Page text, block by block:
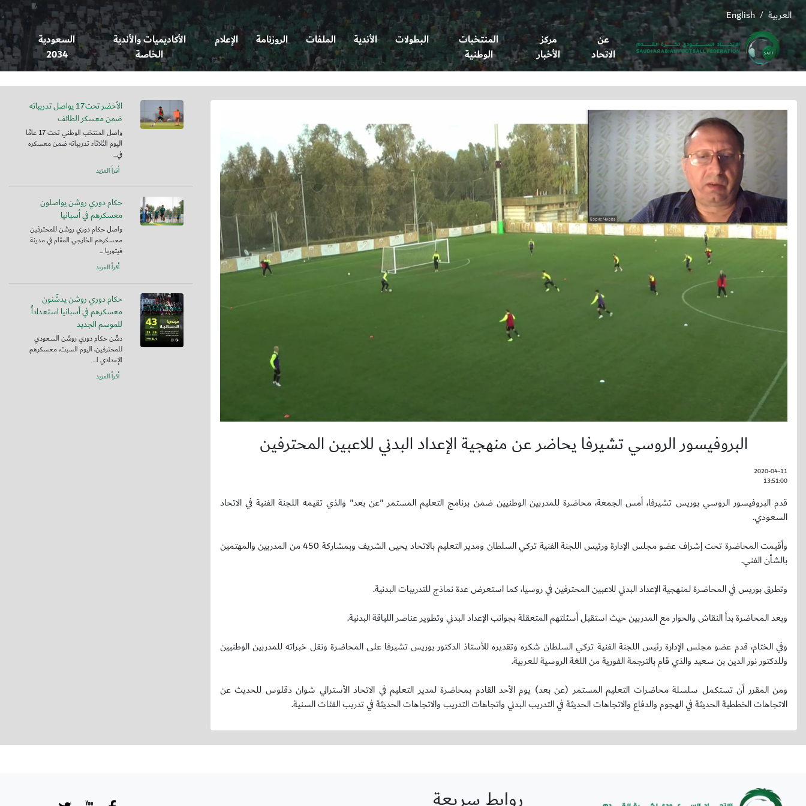
English / العربية
عن
الاتحاد
مركز
الأخبار
المنتخبات
الوطنية
البطولات الأندية الملفات الروزنامة الإعلام
الأكاديميات والأندية
الخاصة
السعودية
2034
البروفيسور الروسي تشيرفا يحاضر عن منهجية الإعداد البدني للاعبين المحترفين
2020-04-11
13:51:00
قدم البروفيسور الروسي بوريس تشيرفا، أمس الجمعة، محاضرة للمدربين الوطنيين ضمن برنامج التعليم المستمر "عن بعد" والذي تقيمه اللجنة الفنية في الاتحاد
السعودي.
وأقيمت المحاضرة تحت إشراف عضو مجلس الإدارة ورئيس اللجنة الفنية تركي السلطان ومدير التعليم بالاتحاد يحيى الشريف وبمشاركة 450 من المدربين والمهتمين
بالشأن الفني.
وتطرق بوريس في المحاضرة لمنهجية الإعداد البدني للاعبين المحترفين في روسيا، كما استعرض عدة نماذج للتدريبات البدنية.
وبعد المحاضرة بدأ النقاش والحوار مع المدربين حيث استقبل أسئلتهم المتعقلة بجوانب الإعداد البدني وتطوير عناصر اللياقة البدنية.
وفي الختام، قدم عضو مجلس الإدارة رئيس اللجنة الفنية تركي السلطان شكره وتقديره للأستاذ الدكتور بوريس تشيرفا على المحاضرة ونقل خبراته للمدربين الوطنيين
وللدكتور نور الدين بن سعيد والذي قام بالترجمة الفورية من اللغة الروسية للعربية.
ومن المقرر أن تستكمل سلسلة محاضرات التعليم المستمر (عن بعد) يوم الأحد القادم بمحاضرة لمدير التعليم في الاتحاد الأسترالي شوان دقلوس للحديث عن
الاتجاهات الخططية الحديثة في الهجوم والدفاع والاتجاهات الحديثة في التدريب البدني واتجاهات التدريب والاتجاهات الحديثة في تدريب الفئات السنية.
الأخضر تحت17 يواصل تدريباته
ضمن معسكر الطائف
واصل المنتخب الوطني تحت 17 عامًا
اليوم الثلاثاء تدريباته ضمن معسكره
في...
أقرأ المزيد
حكام دوري روشن يواصلون
معسكرهم في أسبانيا
واصل حكام دوري روشن للمحترفين
معسكرهم الخارجي المقام في مدينة
فيتوريا ...
أقرأ المزيد
حكام دوري روشن يدشّنون
معسكرهم في أسبانيا استعداداً
للموسم الجديد
دشّن حكام دوري روشن السعودي
للمحترفين، اليوم السبت، معسكرهم
الإعدادي ا...
أقرأ المزيد
روابط سريعة